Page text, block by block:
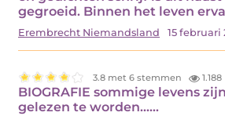
gegroeid. Binnen het leven
Erembrecht Niemandsland 15 februari
3.8 met 6 stemmen 1.188
BIOGRAFIE sommige levens
gelezen te worden...…